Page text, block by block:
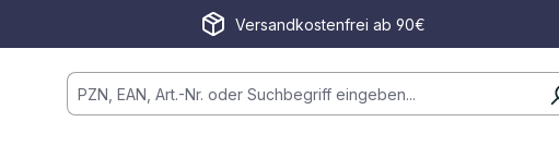
Versandkostenfrei ab 90€